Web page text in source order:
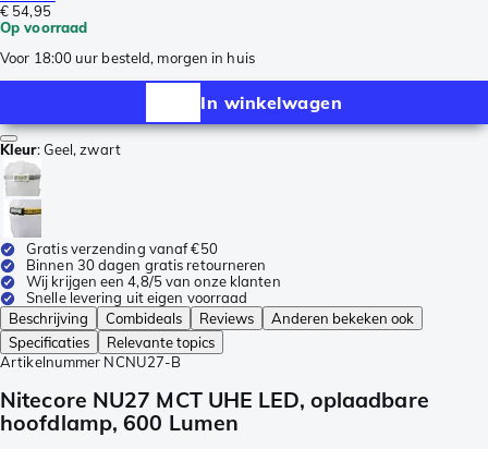
€ 54,95
Op voorraad
Voor 18:00 uur besteld, morgen in huis
In winkelwagen
Kleur:Geel, zwart
Gratis verzending vanaf €50
Binnen 30 dagen gratis retourneren
Wij krijgen een 4,8/5 van onze klanten
Snelle levering uit eigen voorraad
Beschrijving
Combideals Reviews
Anderen bekeken ook
Specificaties
Relevante topics
Artikelnummer NCNU27-B
Nitecore NU27 MCT UHE LED, oplaadbare
hoofdlamp, 600 Lumen